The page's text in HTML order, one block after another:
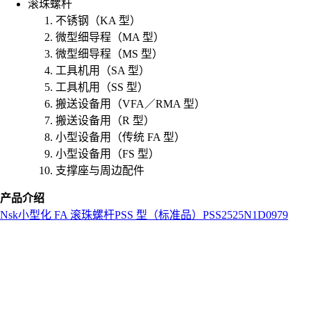
滚珠螺杆
不锈钢（KA 型）
微型细导程（MA 型）
微型细导程（MS 型）
工具机用（SA 型）
工具机用（SS 型）
搬送设备用（VFA／RMA 型）
搬送设备用（R 型）
小型设备用（传统 FA 型）
小型设备用（FS 型）
支撑座与周边配件
产品介绍
Nsk小型化 FA 滚珠螺杆PSS 型（标准品） PSS2525N1D0979